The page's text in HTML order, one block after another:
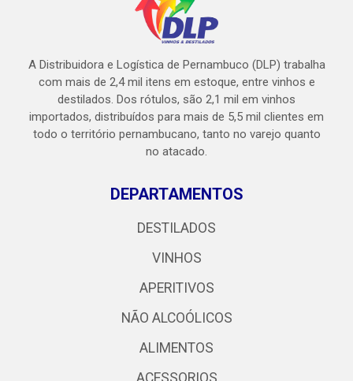
A Distribuidora e Logística de Pernambuco (DLP) trabalha
com mais de 2,4 mil itens em estoque, entre vinhos e
destilados. Dos rótulos, são 2,1 mil em vinhos
importados, distribuídos para mais de 5,5 mil clientes em
todo o território pernambucano, tanto no varejo quanto
no atacado.
DEPARTAMENTOS
DESTILADOS
VINHOS
APERITIVOS
NÃO ALCOÓLICOS
ALIMENTOS
ACESSORIOS